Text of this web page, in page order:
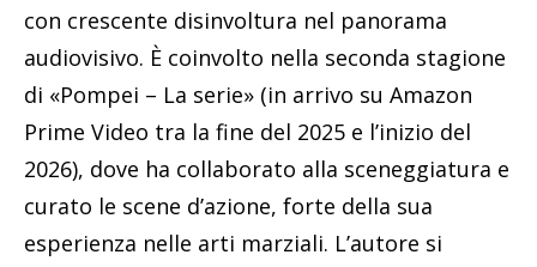
con crescente disinvoltura nel panorama
audiovisivo. È coinvolto nella seconda stagione
di «Pompei – La serie» (in arrivo su Amazon
Prime Video tra la fine del 2025 e l’inizio del
2026), dove ha collaborato alla sceneggiatura e
curato le scene d’azione, forte della sua
esperienza nelle arti marziali. L’autore si